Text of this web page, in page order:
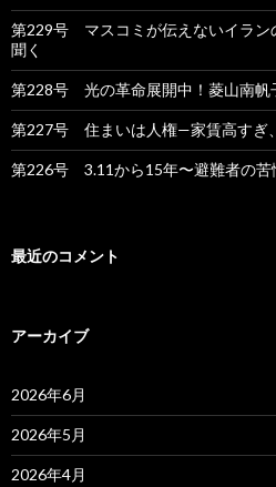
第229号 マスコミが伝えないイラン
聞く
第228号 光の革命展開中！菱山南帆
第227号 住まいは人権—家賃高すぎ
第226号 3.11から15年〜避難者の苦
最近のコメント
アーカイブ
2026年6月
2026年5月
2026年4月